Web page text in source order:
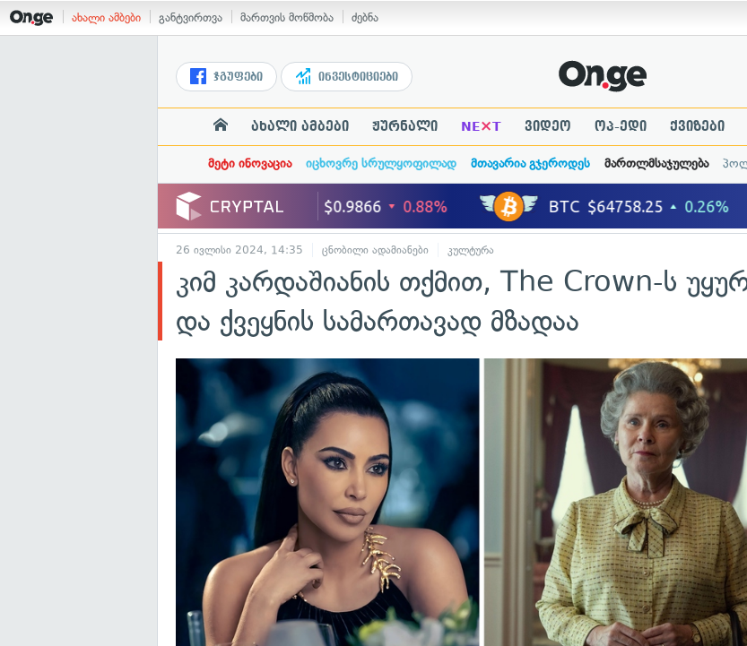
ახალი ამბები განტვირთვა მართვის მოწმობა ძებნა
ჯგუფები ინვესტიციები
ახალი ამბები ჟურნალი NE×T ვიდეო ოპ-ედი ქვიზები
მეტი ინოვაცია იცხოვრე სრულყოფილად მთავარია გჯეროდეს მართლმსაჯულება
26 ივლისი 2024, 14:35 ცნობილი ადამიანები კულტურა
კიმ კარდაშიანის თქმით, The Crown-ს
და ქვეყნის სამართავად მზადაა